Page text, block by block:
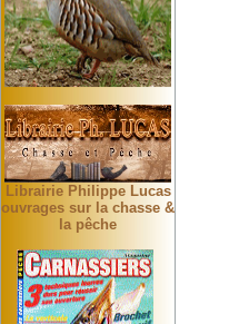
Librairie Philippe Lucas
ouvrages sur la chasse &
la pêche